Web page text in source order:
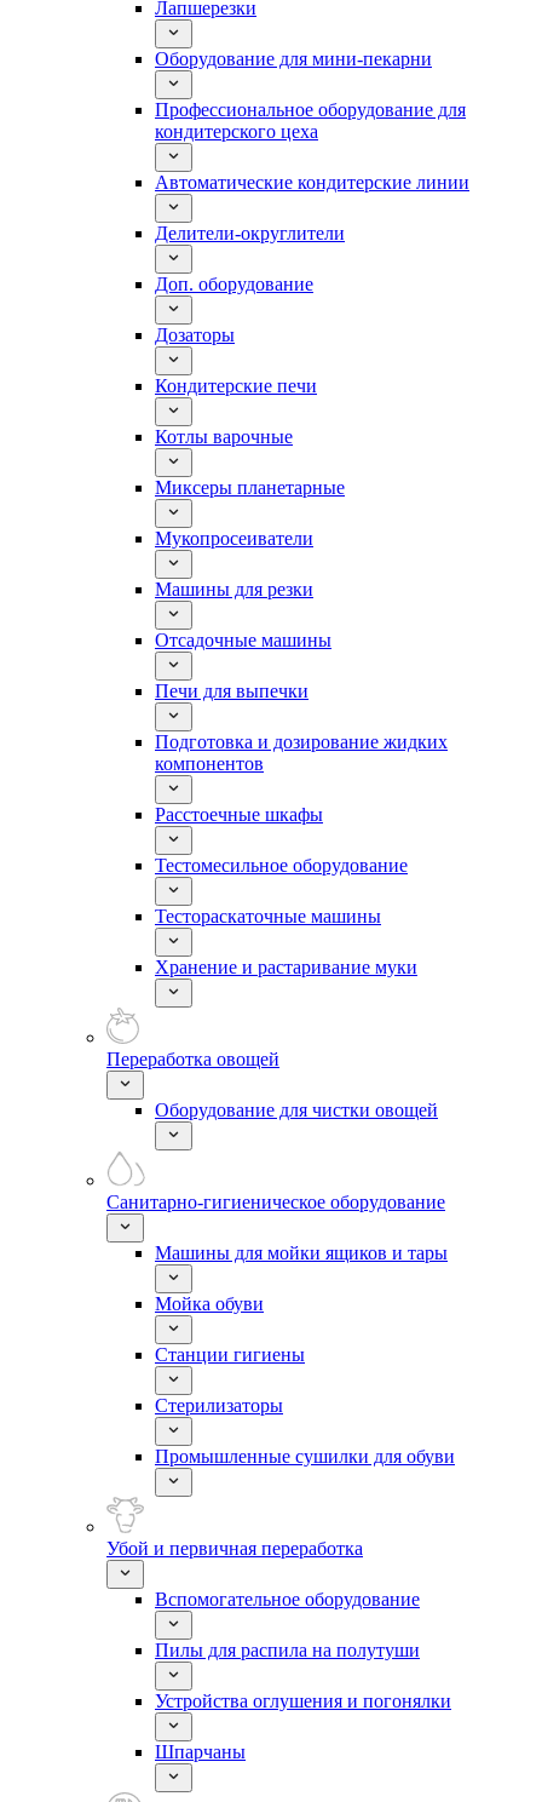
Лапшерезки
Оборудование для мини-пекарни
Профессиональное оборудование для
кондитерского цеха
Автоматические кондитерские линии
Делители-округлители
Доп. оборудование
Дозаторы
Кондитерские печи
Котлы варочные
Миксеры планетарные
Мукопросеиватели
Машины для резки
Отсадочные машины
Печи для выпечки
Подготовка и дозирование жидких
компонентов
Расстоечные шкафы
Тестомесильное оборудование
Тестораскаточные машины
Хранение и растаривание муки
Переработка овощей
Оборудование для чистки овощей
Санитарно-гигиеническое оборудование
Машины для мойки ящиков и тары
Мойка обуви
Станции гигиены
Стерилизаторы
Промышленные сушилки для обуви
Убой и первичная переработка
Вспомогательное оборудование
Пилы для распила на полутуши
Устройства оглушения и погонялки
Шпарчаны